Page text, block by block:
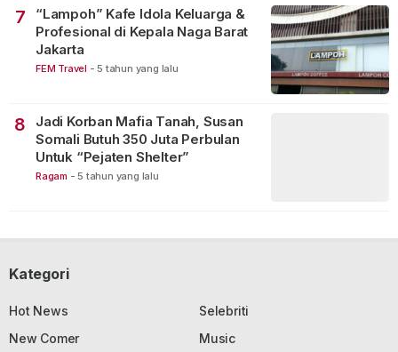
7
“Lampoh” Kafe Idola Keluarga &
Profesional di Kepala Naga Barat
Jakarta
FEM Travel - 5 tahun yang lalu
8
Jadi Korban Mafia Tanah, Susan
Somali Butuh 350 Juta Perbulan
Untuk “Pejaten Shelter”
Ragam - 5 tahun yang lalu
Kategori
Hot News
Selebriti
New Comer
Music